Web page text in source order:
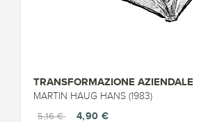
TRANSFORMAZIONE AZIENDALE
MARTIN HAUG HANS (1983)
5,16 €
4,90 €